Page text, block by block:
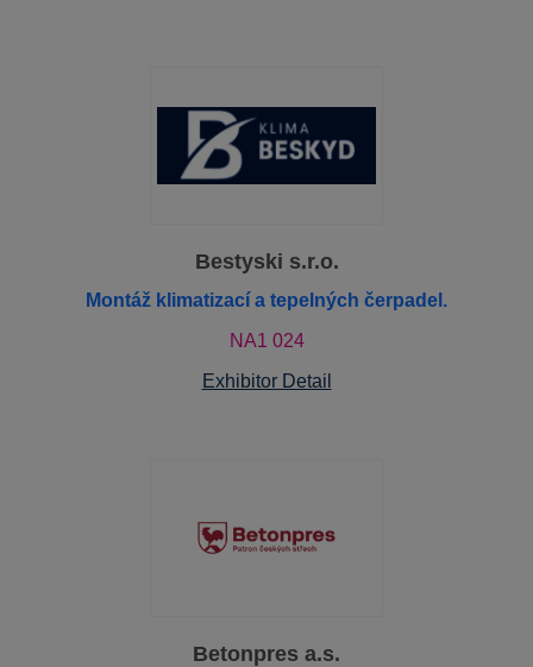
Bestyski s.r.o.
Montáž klimatizací a tepelných čerpadel.
NA1 024
Exhibitor Detail
Betonpres a.s.